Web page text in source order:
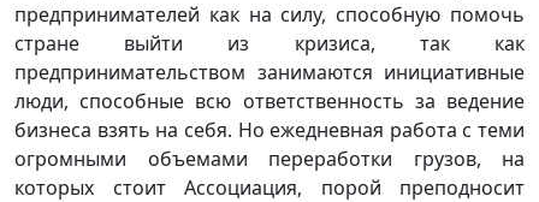
предпринимателей как на силу, способную помочь
стране выйти из кризиса, так как
предпринимательством занимаются инициативные
люди, способные всю ответственность за ведение
бизнеса взять на себя. Но ежедневная работа с теми
огромными объемами переработки грузов, на
которых стоит Ассоциация, порой преподносит